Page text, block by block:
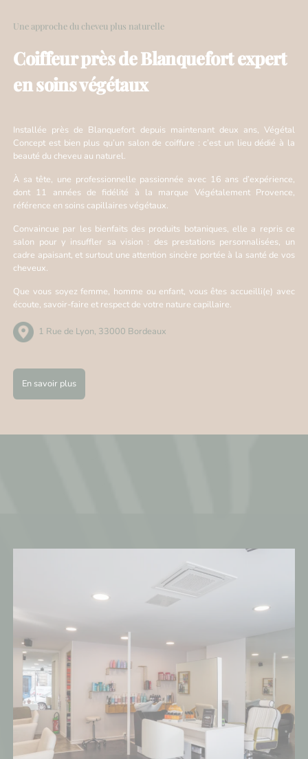
Une approche du cheveu plus naturelle
Coiffeur près de Blanquefort expert
en soins végétaux
Installée près de Blanquefort depuis maintenant deux ans, Végétal
Concept est bien plus qu’un salon de coiffure : c’est un lieu dédié à la
beauté du cheveu au naturel.
À sa tête, une professionnelle passionnée avec 16 ans d’expérience,
dont 11 années de fidélité à la marque Végétalement Provence,
référence en soins capillaires végétaux.
Convaincue par les bienfaits des produits botaniques, elle a repris ce
salon pour y insuffler sa vision : des prestations personnalisées, un
cadre apaisant, et surtout une attention sincère portée à la santé de vos
cheveux.
Que vous soyez femme, homme ou enfant, vous êtes accueilli(e) avec
écoute, savoir-faire et respect de votre nature capillaire.
1 Rue de Lyon, 33000 Bordeaux
En savoir plus